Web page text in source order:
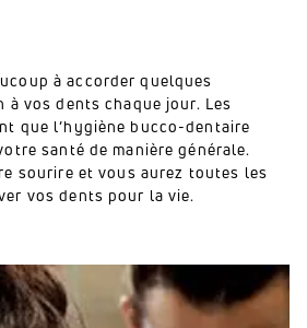
à accorder quelques
à vos dents chaque jour. Les
que l’hygiène bucco-dentaire
santé de manière générale.
sourire et vous aurez toutes les
vos dents pour la vie.